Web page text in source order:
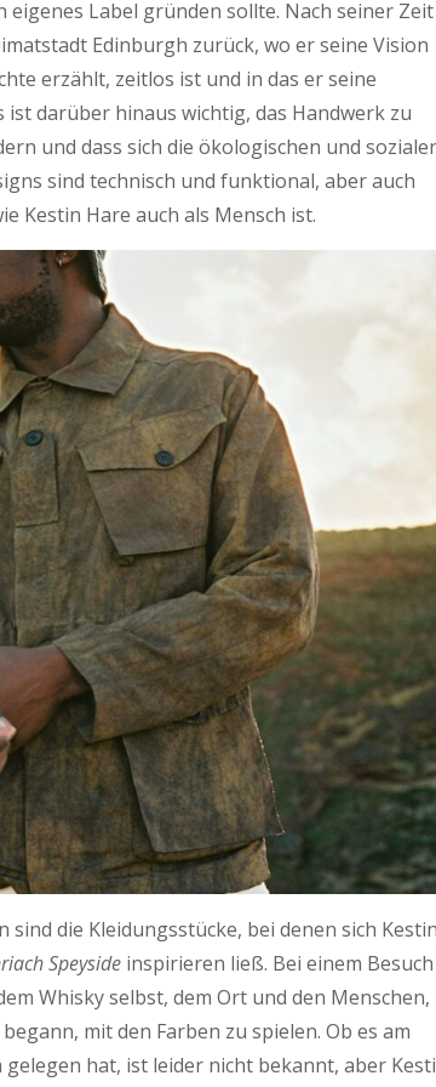
eigenes Label gründen sollte. Nach seiner Zeit
Edinburgh zurück, wo er seine Vision
erzählt, zeitlos ist und in das er seine
darüber hinaus wichtig, das Handwerk zu
und dass sich die ökologischen und
sind technisch und funktional, aber auch
Kestin Hare auch als Mensch ist.
die Kleidungsstücke, bei denen sich
Speyside inspirieren ließ. Bei einem Besuch
Whisky selbst, dem Ort und den Menschen,
mit den Farben zu spielen. Ob es am
hat, ist leider nicht bekannt, aber